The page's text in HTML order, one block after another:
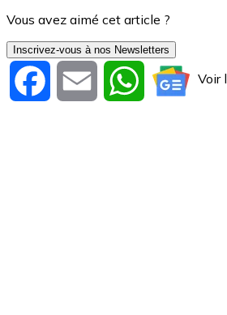
Vous avez aimé cet article ?
Inscrivez-vous à nos Newsletters
Facebook Email WhatsApp
Voir